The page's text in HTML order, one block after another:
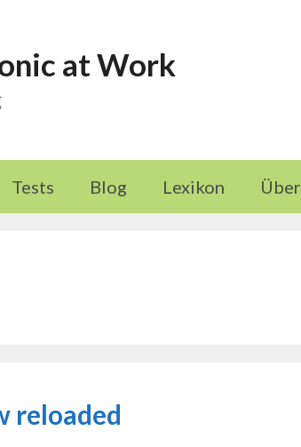
at Work
Tests Blog Lexikon Über
reloaded